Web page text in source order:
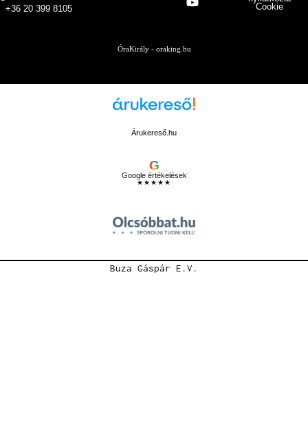
+36 20 399 8105
Cookie
ÓraKirály - oraking.hu
Árukereső.hu
G
Google értékelések
★★★★★
Buza Gáspár E.V.